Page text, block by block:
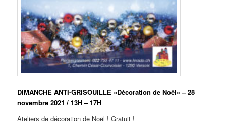
DIMANCHE ANTI-GRISOUILLE «Décoration de Noël» – 28
novembre 2021 / 13H – 17H
Ateliers de décoration de Noël ! Gratuit !